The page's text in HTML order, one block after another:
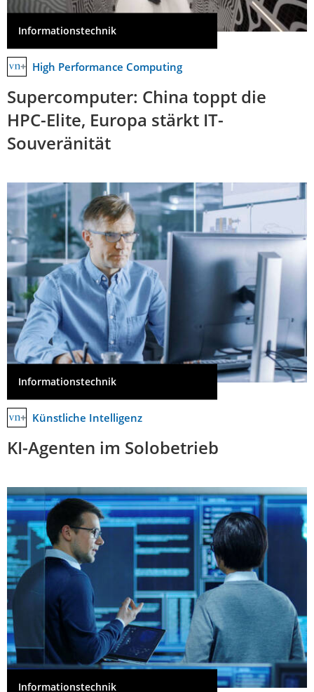
Informationstechnik
High Performance Computing
Supercomputer: China toppt die
HPC-Elite, Europa stärkt IT-
Souveränität
Informationstechnik
Künstliche Intelligenz
KI-Agenten im Solobetrieb
Informationstechnik